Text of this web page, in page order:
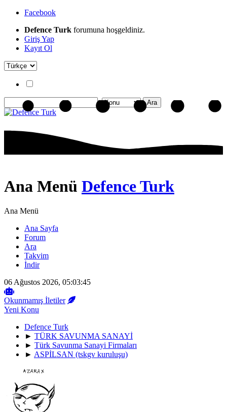
Facebook
Defence Turk forumuna hoşgeldiniz.
Giriş Yap
Kayıt Ol
Ana Menü Defence Turk
Ana Menü
Ana Sayfa
Forum
Ara
Takvim
İndir
06 Ağustos 2026, 05:03:45
Okunmamış İletiler
Yeni Konu
Defence Turk
► TÜRK SAVUNMA SANAYİ
► Türk Savunma Sanayi Firmaları
► ASPİLSAN (tskgv kuruluşu)